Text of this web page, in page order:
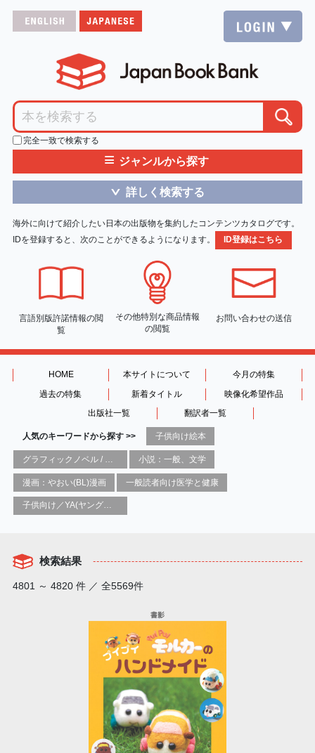
完全一致で検索する
≡ ジャンルから探す
＞ 詳しく検索する
海外に向けて紹介したい日本の出版物を集約したコンテンツカタログです。
IDを登録すると、次のことができるようになります。
ID登録はこちら
言語別版許諾情報の閲
覧
その他特別な商品情報
の閲覧
お問い合わせの送信
HOME 本サイトについて
今月の特集
過去の特集
新着タイトル
映像化希望作品
出版社一覧
翻訳者一覧
人気のキーワードから探す >> 子供向け絵本
小説：一般、文学
漫画：やおい(BL)漫画 一般読者向け医学と健康
子供向け／YA(ヤングアダルト)向け一般：芸術&芸術家
検索結果
4801 ～ 4820 件 ／ 全5569件